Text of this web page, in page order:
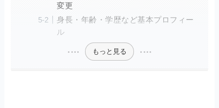
変更
身長・年齢・学歴など基本プロフィー
ル
もっと見る